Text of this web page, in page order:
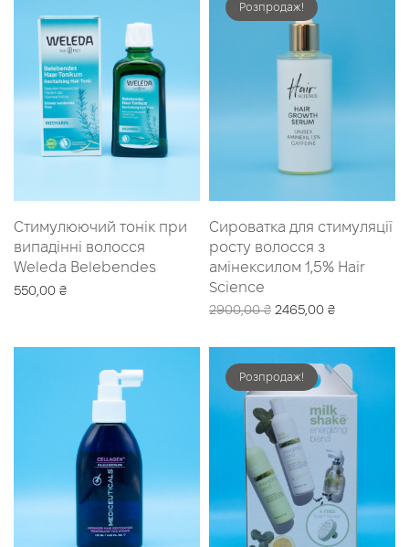
Стимулюючий тонік при
випадінні волосся
Weleda Belebendes
550,00 ₴
Розпродаж!
Сироватка для стимуляції
росту волосся з
амінексилом 1,5% Hair
Science
2900,00₴ Оригінальна
2900,00 ₴.
2465,00 ₴Поточна
2465,00 ₴.
Розпродаж!